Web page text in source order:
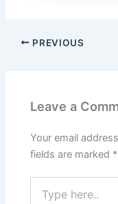
PREVIOUS
Leave a
Your email
fields are marked *
here..